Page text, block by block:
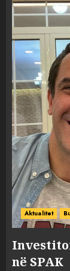
Aktualitet
në SPAK